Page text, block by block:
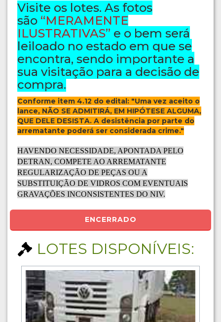
Visite os lotes. As fotos
são “MERAMENTE
ILUSTRATIVAS” e o bem será
leiloado no estado em que se
encontra, sendo importante a
sua visitação para a decisão de
compra.
Conforme item 4.12 do edital: "Uma vez aceito o
lance, NÃO SE ADMITIRÁ, EM HIPÓTESE ALGUMA,
QUE DELE DESISTA. A desistência por parte do
arrematante poderá ser considerada crime."
HAVENDO NECESSIDADE, APONTADA PELO
DETRAN, COMPETE AO ARREMATANTE
REGULARIZAÇÃO DE PEÇAS OU A
SUBSTITUIÇÃO DE VIDROS COM EVENTUAIS
GRAVAÇÕES INCONSISTENTES DO NIV.
ENCERRADO
LOTES DISPONÍVEIS: